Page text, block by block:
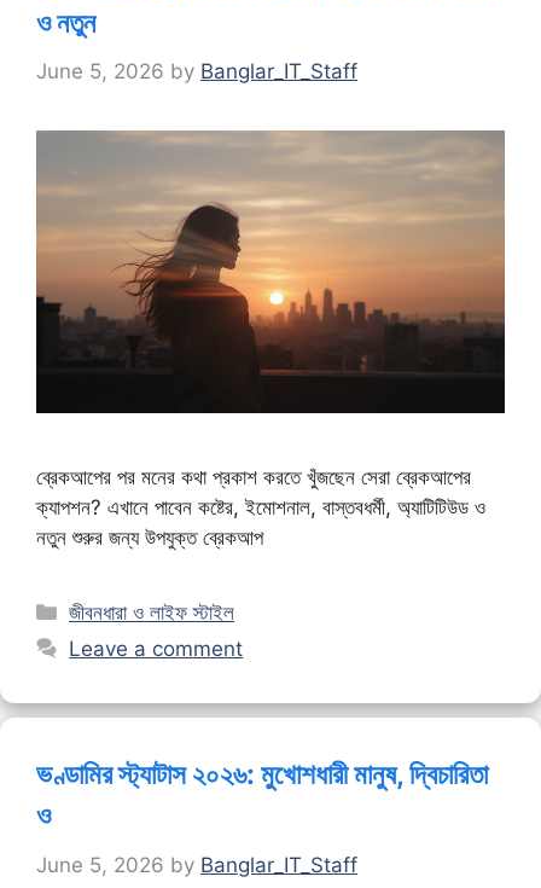
ও নতুন
June 5, 2026 by Banglar_IT_Staff
ব্রেকআপের পর মনের কথা প্রকাশ করতে খুঁজছেন সেরা ব্রেকআপের
ক্যাপশন? এখানে পাবেন কষ্টের, ইমোশনাল, বাস্তবধর্মী, অ্যাটিটিউড ও
নতুন শুরুর জন্য উপযুক্ত ব্রেকআপ
Categories
জীবনধারা ও লাইফ স্টাইল
Leave a comment
ভণ্ডামির স্ট্যাটাস ২০২৬: মুখোশধারী মানুষ, দ্বিচারিতা
ও
June 5, 2026 by Banglar_IT_Staff